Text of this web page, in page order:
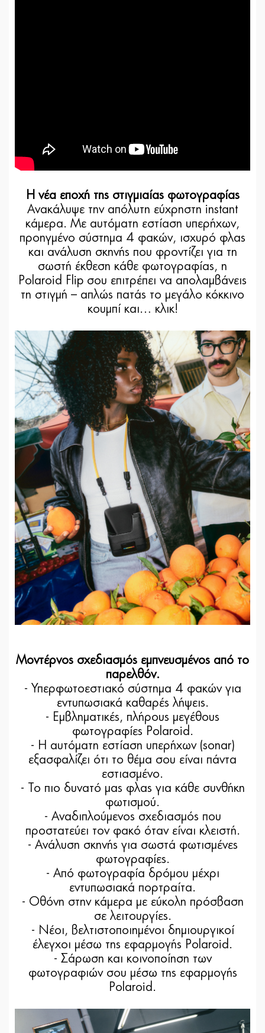
Η νέα εποχή της στιγμιαίας φωτογραφίας
Ανακάλυψε την απόλυτη εύχρηστη instant
κάμερα. Με αυτόματη εστίαση υπερήχων,
προηγμένο σύστημα 4 φακών, ισχυρό φλας
και ανάλυση σκηνής που φροντίζει για τη
σωστή έκθεση κάθε φωτογραφίας, η
Polaroid Flip σου επιτρέπει να απολαμβάνεις
τη στιγμή – απλώς πατάς το μεγάλο κόκκινο
κουμπί και… κλικ!
Μοντέρνος σχεδιασμός εμπνευσμένος από το
παρελθόν.
- Υπερφωτοεστιακό σύστημα 4 φακών για
εντυπωσιακά καθαρές λήψεις.
- Eμβληματικές, πλήρους μεγέθους
φωτογραφίες Polaroid.
- Η αυτόματη εστίαση υπερήχων (sonar)
εξασφαλίζει ότι το θέμα σου είναι πάντα
εστιασμένο.
- Το πιο δυνατό μας φλας για κάθε συνθήκη
φωτισμού.
- Αναδιπλούμενος σχεδιασμός που
προστατεύει τον φακό όταν είναι κλειστή.
- Ανάλυση σκηνής για σωστά φωτισμένες
φωτογραφίες.
- Από φωτογραφία δρόμου μέχρι
εντυπωσιακά πορτραίτα.
- Οθόνη στην κάμερα με εύκολη πρόσβαση
σε λειτουργίες.
- Νέοι, βελτιστοποιημένοι δημιουργικοί
έλεγχοι μέσω της εφαρμογής Polaroid.
- Σάρωση και κοινοποίηση των
φωτογραφιών σου μέσω της εφαρμογής
Polaroid.